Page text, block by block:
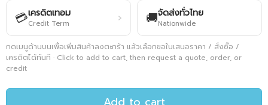
💳เครดิตเทอม
Credit Term › 🚚จัดส่งทั่วไทย
Nationwide
กดเมนูด้านบนเพื่อเพิ่มสินค้าลงตะกร้า แล้วเลือกขอใบเสนอราคา / สั่งซื้อ /
เครดิตได้ทันที · Click to add to cart, then request a quote, order, or
credit